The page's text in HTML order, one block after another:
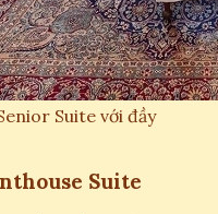
Suite với đầy
Suite